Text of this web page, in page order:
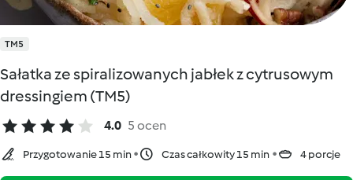
TM5
Sałatka ze spiralizowanych jabłek z cytrusowym
dressingiem (TM5)
4.0 5 ocen
Przygotowanie 15 min Czas całkowity 15 min 4 porcje